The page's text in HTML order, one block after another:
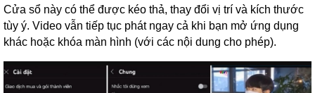
Cửa sổ này có thể được kéo thả, thay đổi vị trí và kích thước
tùy ý. Video vẫn tiếp tục phát ngay cả khi bạn mở ứng dụng
khác hoặc khóa màn hình (với các nội dung cho phép).